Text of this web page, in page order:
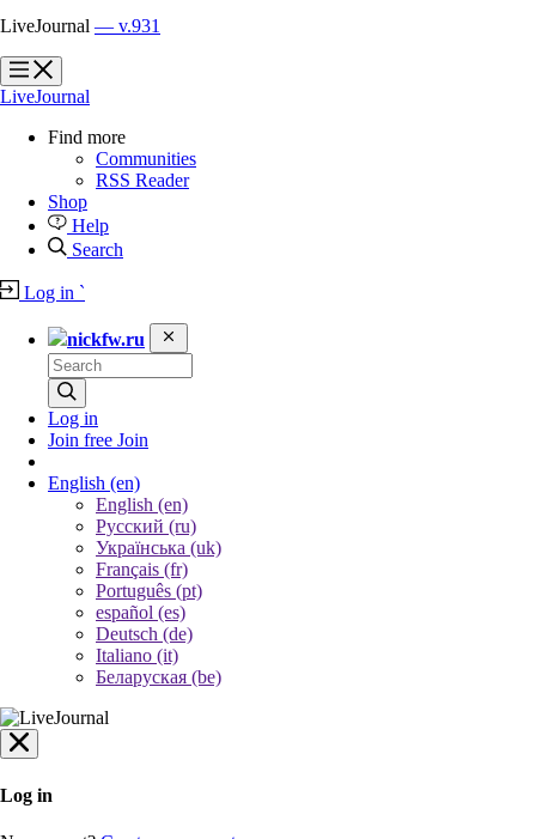
LiveJournal — v.931
?
?
LiveJournal
Find more
Communities
RSS Reader
Shop
Help
Search
Log in `
nickfw.ru
Log in
Join free Join
English (en)
English (en)
Русский (ru)
Українська (uk)
Français (fr)
Português (pt)
español (es)
Deutsch (de)
Italiano (it)
Беларуская (be)
Log in